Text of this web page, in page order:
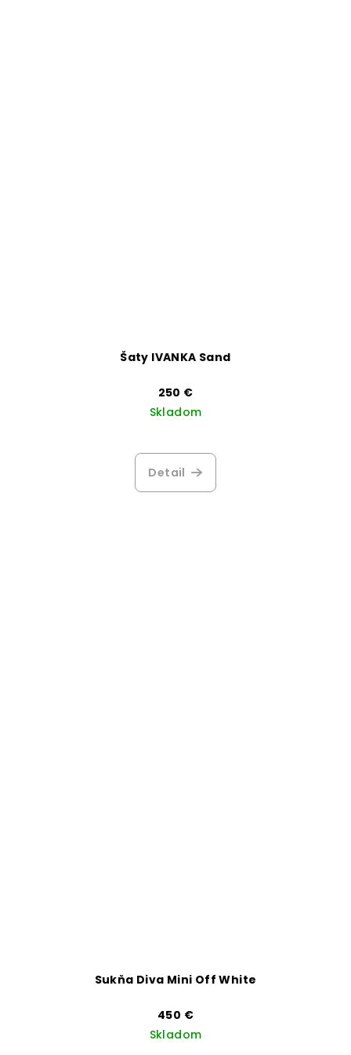
Šaty IVANKA Sand
250 €
Skladom
Detail
Sukňa Diva Mini Off White
450 €
Skladom